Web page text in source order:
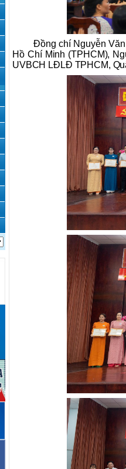
Đồng chí Nguyễn
Hồ Chí Minh (TPHCM),
UVBCH LĐLĐ TPHCM,